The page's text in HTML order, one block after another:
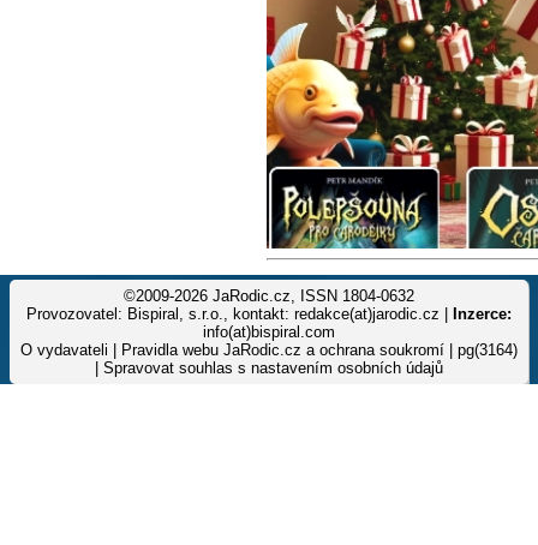
©2009-2026 JaRodic.cz, ISSN 1804-0632
Provozovatel: Bispiral, s.r.o., kontakt: redakce(at)jarodic.cz |
Inzerce:
info(at)bispiral.com
O vydavateli
Pravidla webu JaRodic.cz a ochrana soukromí | pg(3164)
Spravovat souhlas s nastavením osobních údajů